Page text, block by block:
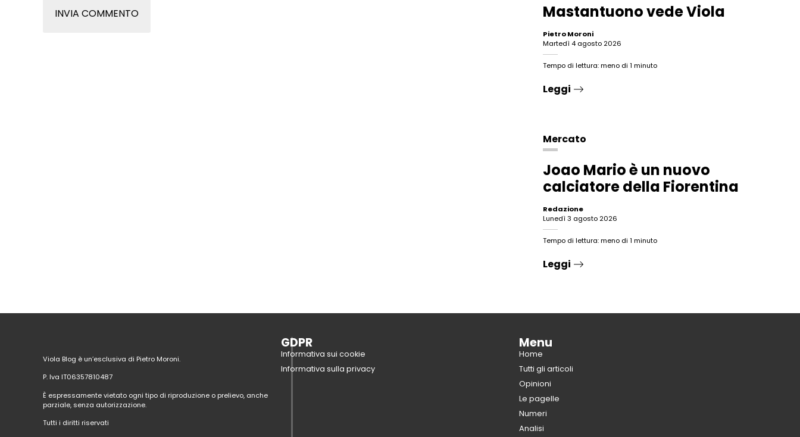
Mastantuono vede Viola
Pietro Moroni
martedì 4 agosto 2026
Tempo di lettura: meno di 1 minuto
Leggi
Mercato
Joao Mario è un nuovo
calciatore della Fiorentina
Redazione
lunedì 3 agosto 2026
Tempo di lettura: meno di 1 minuto
Leggi
Viola Blog è un’esclusiva di Pietro Moroni.
P. Iva IT06357810487
È espressamente vietato ogni tipo di riproduzione o prelievo, anche
parziale, senza autorizzazione.
Tutti i diritti riservati
GDPR
Informativa sui cookie
Informativa sulla privacy
Menu
Home
Tutti gli articoli
Opinioni
Le pagelle
Numeri
Analisi